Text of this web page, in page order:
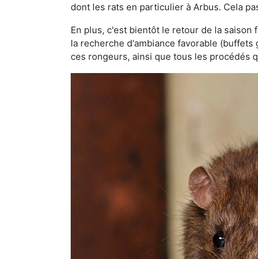
dont les rats en particulier à Arbus. Cela
En plus, c'est bientôt le retour de la
la recherche d'ambiance favorable
ces rongeurs, ainsi que tous les procédés